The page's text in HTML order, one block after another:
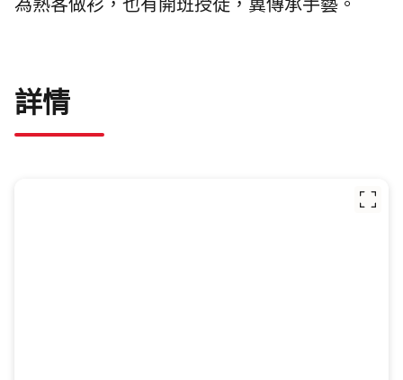
為熟客做衫，也有開班授徒，冀傳承手藝。
詳情